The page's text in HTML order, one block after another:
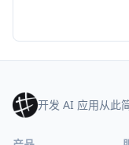
开发 AI 应用从此